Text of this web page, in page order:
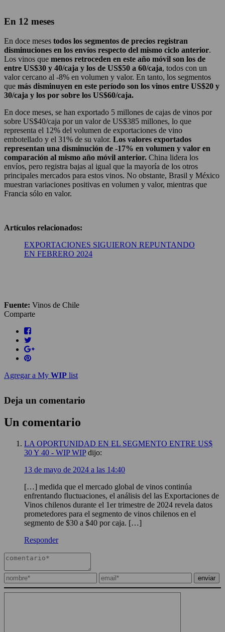
En 12 meses
En doce meses todos los segmentos de precios registran
disminuciones en los envíos respecto del mismo ciclo anterior.
Los vinos que menos retroceden en este año móvil son los de
entre US$30 y 40/caja y los de US$50 a 60/caja, todos con un
valor cercano al -8% en volumen y valor. En tanto, los segmentos
que más disminuyen en este período son los vinos entre US$20 y
30/caja y los por sobre los US$60/caja.
En doce meses, se han exportado 5 millones de cajas de vinos por
sobre US$40/caja por un valor de US$385 millones, lo que
representa el 12% del volumen de exportaciones de vino
embotellado y el 31% de su valor. Los valores exportados
representan una disminución de -17% en volumen y valor en
comparación al mismo año móvil anterior. China lidera los
envíos, pero registra bajas al igual que la mayoría de los otros
principales mercados para estos vinos. No obstante, Brasil y México
muestran variaciones positivas en volumen y valor, mientras que
Francia sólo en valor.
Artículos relacionados:
EXPORTACIONES SIGUIERON REPUNTANDO
EN FEBRERO 2024
Fuente: Vinos de Chile
Comparte
Agregar a My WIP list
Deja un comentario
Un comentario
LA OPORTUNIDAD EN EL SEGMENTO ENTRE US$
30 Y 40 - WIP WIP dijo:
13 de mayo de 2024 a las 14:40
[…] medida que el mercado global de vinos continúa
enfrentando fluctuaciones, el análisis del las Exportaciones de
Vinos chilenos durante el 1er trimestre de 2024 revela datos
prometedores para el segmento de vinos chilenos en el
segmento de $30 a $40 por caja. […]
Responder